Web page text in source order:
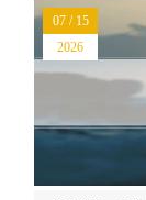
07 / 15
2026